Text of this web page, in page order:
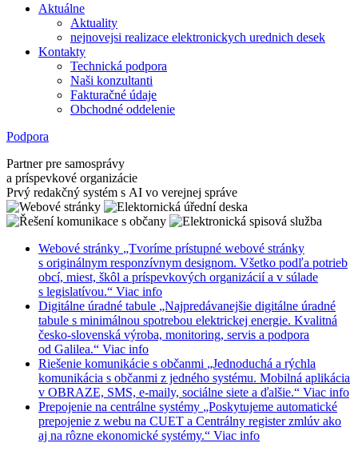
Aktuálne
Aktuality
nejnovejsi realizace elektronickych urednich desek
Kontakty
Technická podpora
Naši konzultanti
Fakturačné údaje
Obchodné oddelenie
Podpora
Partner pre samosprávy
a príspevkové organizácie
Prvý redakčný systém s AI vo verejnej správe
Webové stránky „Tvoríme prístupné webové stránky
s originálnym responzívnym designom. Všetko podľa potrieb
obcí, miest, škôl a príspevkových organizácií a v súlade
s legislatívou.“ Viac info
Digitálne úradné tabule „Najpredávanejšie digitálne úradné
tabule s minimálnou spotrebou elektrickej energie. Kvalitná
česko-slovenská výroba, monitoring, servis a podpora
od Galilea.“ Viac info
Riešenie komunikácie s občanmi „Jednoduchá a rýchla
komunikácia s občanmi z jedného systému. Mobilná aplikácia
v OBRAZE, SMS, e-maily, sociálne siete a ďalšie.“ Viac info
Prepojenie na centrálne systémy „Poskytujeme automatické
prepojenie z webu na CUET a Centrálny register zmlúv ako
aj na rôzne ekonomické systémy.“ Viac info